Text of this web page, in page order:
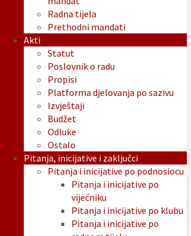
Radna tijela
Prethodni mandati
Akti
Statut
Poslovnik o radu
Propisi
Platforma djelovanja po sazivu
Izvještaji
Budžet
Odluke
Ostalo
Pitanja, inicijative i zaključci
Pitanja i inicijative po podnosiocu
Pitanja i inicijative po
vijećniku
Pitanja i inicijative po klubu
Pitanja i inicijative po